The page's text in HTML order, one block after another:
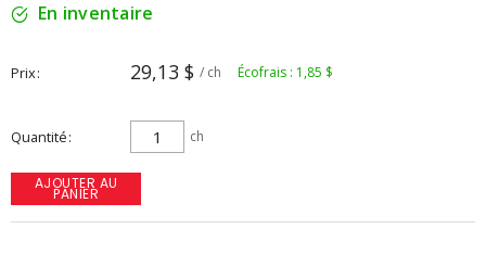
En inventaire
Prix 29,13 $ / ch Écofrais : 1,85 $
Quantité ch
AJOUTER AU
PANIER